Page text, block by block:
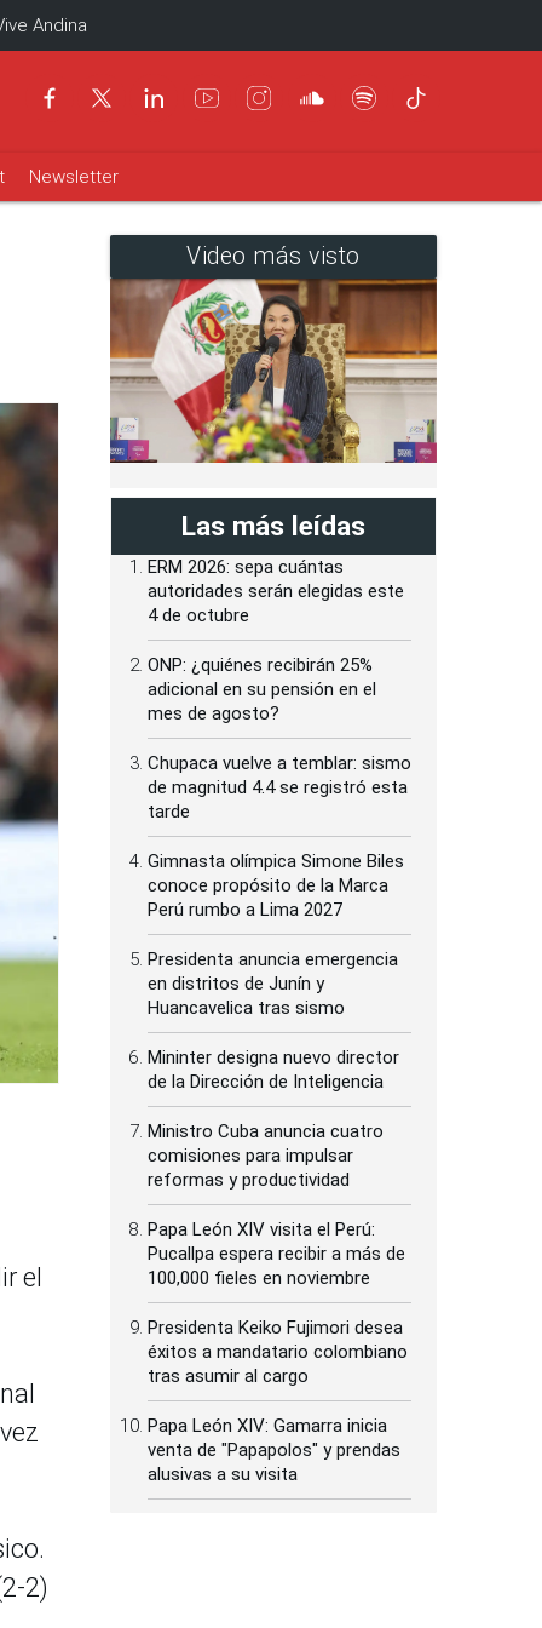
Andina
Newsletter
el
2)
Video más visto
Las más leídas
ERM 2026: sepa cuántas
autoridades serán elegidas este
4 de octubre
ONP: ¿quiénes recibirán 25%
adicional en su pensión en el
mes de agosto?
Chupaca vuelve a temblar: sismo
de magnitud 4.4 se registró esta
tarde
Gimnasta olímpica Simone Biles
conoce propósito de la Marca
Perú rumbo a Lima 2027
Presidenta anuncia emergencia
en distritos de Junín y
Huancavelica tras sismo
Mininter designa nuevo director
de la Dirección de Inteligencia
Ministro Cuba anuncia cuatro
comisiones para impulsar
reformas y productividad
Papa León XIV visita el Perú:
Pucallpa espera recibir a más de
100,000 fieles en noviembre
Presidenta Keiko Fujimori desea
éxitos a mandatario colombiano
tras asumir al cargo
Papa León XIV: Gamarra inicia
venta de "Papapolos" y prendas
alusivas a su visita